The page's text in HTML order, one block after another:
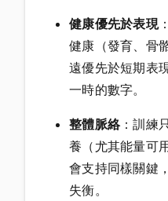
健康優先於表現
健康（發育、骨
遠優先於短期表
一時的數字。
整體脈絡：訓練
養（尤其能量可
會支持同樣關鍵
失衡。